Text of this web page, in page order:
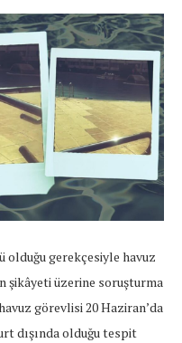
gerekçesiyle havuz
şikâyeti üzerine soruşturma
görevlisi 20 Haziran’da
dışında olduğu tespit